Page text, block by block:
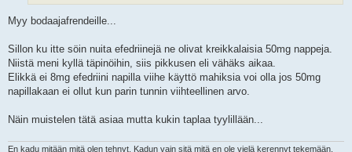
Myy bodaajafrendeille...
Sillon ku itte söin nuita efedriinejä ne olivat kreikkalaisia 50mg nappeja.
Niistä meni kyllä täpinöihin, siis pikkusen eli vähäks aikaa.
Elikkä ei 8mg efedriini napilla viihe käyttö mahiksia voi olla jos 50mg
napillakaan ei ollut kun parin tunnin viihteellinen arvo.
Näin muistelen tätä asiaa mutta kukin taplaa tyylillään...
En kadu mitään mitä olen tehnyt. Kadun vain sitä mitä en ole vielä kerennyt tekemään.